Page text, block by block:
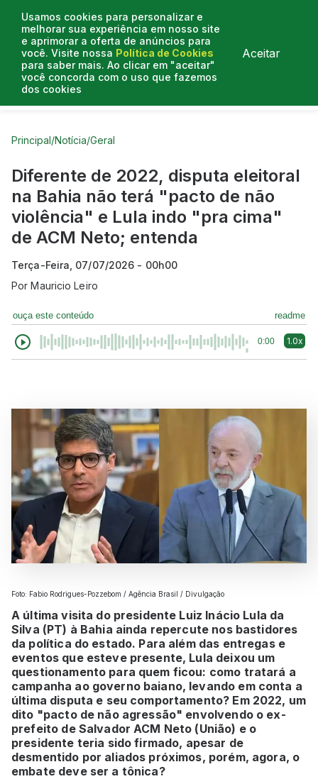
Usamos cookies para personalizar e
melhorar sua experiência em nosso site
e aprimorar a oferta de anúncios para
você. Visite nossa Política de Cookies
para saber mais. Ao clicar em "aceitar"
você concorda com o uso que fazemos
dos cookies
Aceitar
Curtas do Poder
Principal/Notícia/Geral
Diferente de 2022, disputa eleitoral
na Bahia não terá "pacto de não
violência" e Lula indo "pra cima"
de ACM Neto; entenda
Terça-Feira, 07/07/2026 - 00h00
PorMauricio Leiro
ouça este conteúdo readme
0:00 1.0x
Foto: Fabio Rodrigues-Pozzebom / Agência Brasil / Divulgação
A última visita do presidente Luiz Inácio Lula da
Silva (PT) à Bahia ainda repercute nos bastidores
da política do estado. Para além das entregas e
eventos que esteve presente, Lula deixou um
questionamento para quem ficou: como tratará a
campanha ao governo baiano, levando em conta a
última disputa e seu comportamento? Em 2022, um
dito "pacto de não agressão" envolvendo o ex-
prefeito de Salvador ACM Neto (União) e o
presidente teria sido firmado, apesar de
desmentido por aliados próximos, porém, agora, o
embate deve ser a tônica?